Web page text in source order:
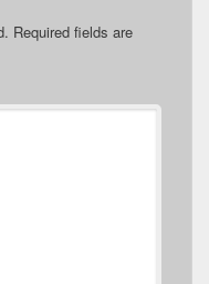
Required fields are